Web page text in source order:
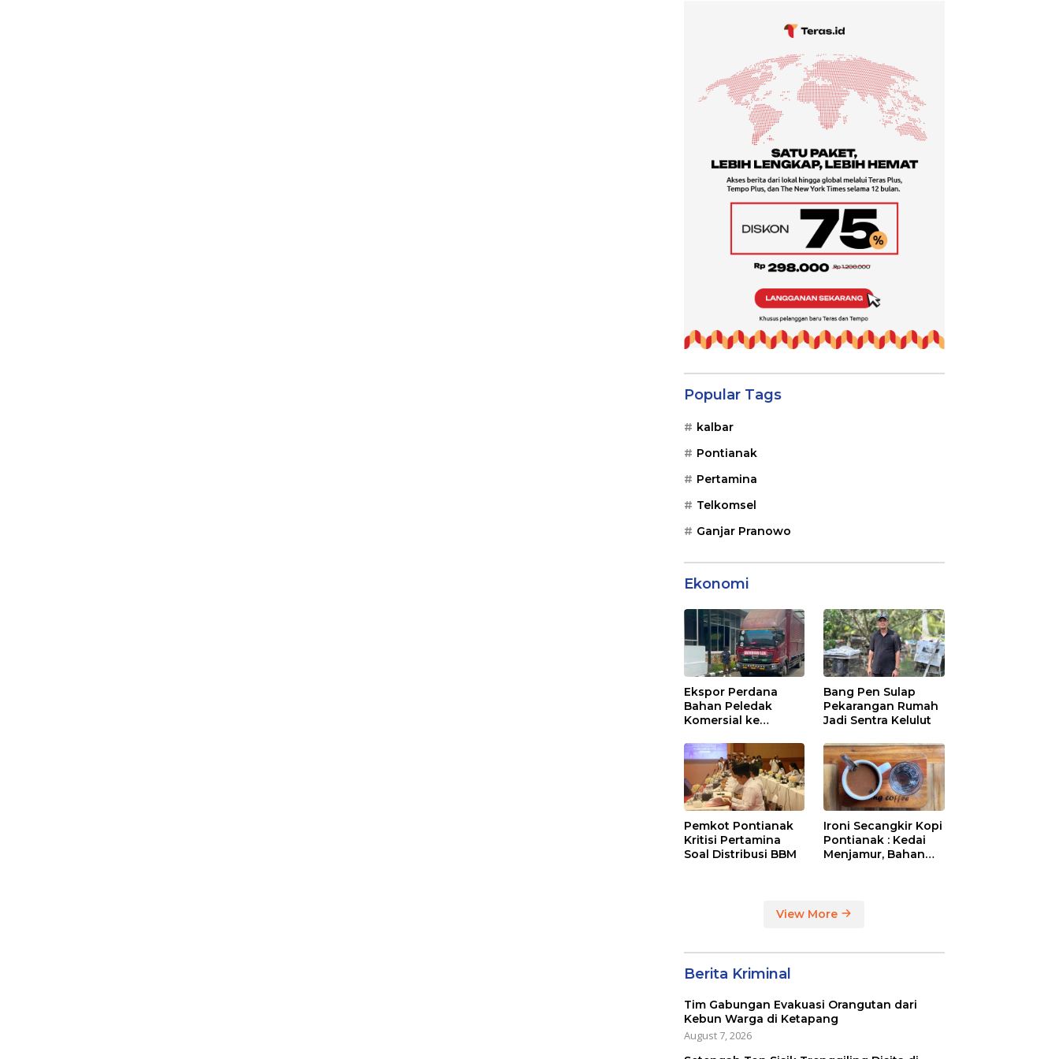
Popular Tags
kalbar
Pontianak
Pertamina
Telkomsel
Ganjar Pranowo
Ekonomi
Ekspor Perdana
Bahan Peledak
Komersial ke
PLBN Entikong
Bang Pen Sulap
Pekarangan Rumah
Jadi Sentra Kelulut
Pemkot Pontianak
Kritisi Pertamina
Soal Distribusi BBM
Ironi Secangkir Kopi
Pontianak : Kedai
Menjamur, Bahan
View More
Berita Kriminal
Tim Gabungan Evakuasi Orangutan dari
Kebun Warga di Ketapang
August 7, 2026